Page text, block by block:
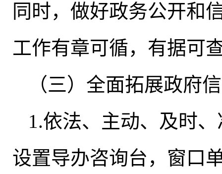
同时，做好政务公开和
工作有章可循，有据可
（三）全面拓展政府
1.依法、主动、及时
设置导办咨询台，窗口